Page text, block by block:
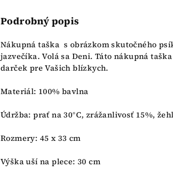
Podrobný popis
Nákupná taška s obrázkom skutočného
jazvečíka. Volá sa Deni. Táto nákupná
darček pre Vašich blízkych.
Materiál: 100% bavlna
Údržba: prať na 30°C, zrážanlivosť 15%,
Rozmery: 45 x 33 cm
Výška uší na plece: 30 cm